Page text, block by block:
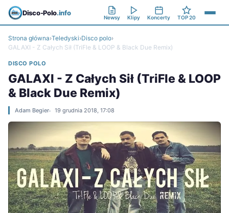
Disco-Polo.info
Newsy Klipy Koncerty TOP 20
Strona główna›Teledyski›Disco polo›
GALAXI - Z Całych Sił (TriFle & LOOP & Black Due Remix)
DISCO POLO
GALAXI - Z Całych Sił (TriFle & LOOP
& Black Due Remix)
Adam Begier 19 grudnia 2018, 17:08